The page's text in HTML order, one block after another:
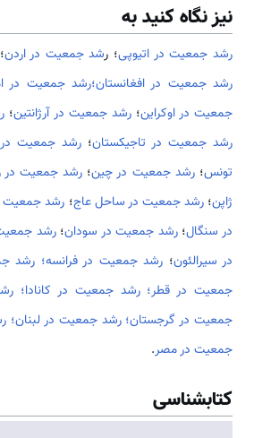
نیز نگاه کنید به
رشد جمعیت در اتیوپی؛ رشد جمعیت در اردن
رشد جمعیت در افغانستان؛رشد جمعیت در
جمعیت در اوکراین؛رشد جمعیت در آرژانتین؛
رشد جمعیت در تاجیکستان؛ رشد جمعیت در
تونس؛رشد جمعیت در چین؛ رشد جمعیت در
ژاپن؛رشد جمعیت در ساحل عاج؛ رشد جمعیت
در سنگال؛رشد جمعیت در سودان؛رشد
در سیرالئون؛ رشد جمعیت در فرانسه؛ رشد
جمعیت در قطر؛ رشد جمعیت در کانادا؛
جمعیت در گرجستان؛ رشد جمعیت در لبنان؛
جمعیت در مصر.
کتابشناسی